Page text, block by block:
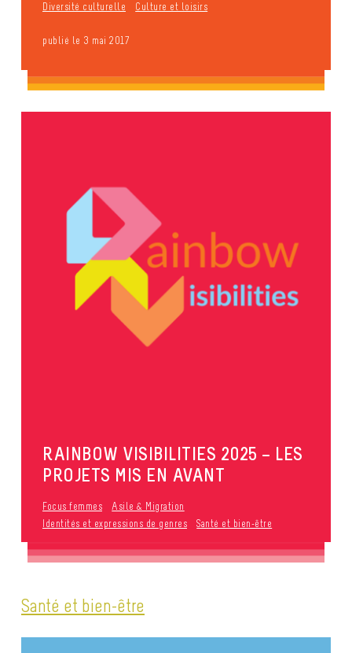
Diversité culturelle
Culture et loisirs
publié le 3 mai 2017
RAINBOW VISIBILITIES 2025 – LES
PROJETS MIS EN AVANT
Focus femmes
Asile & Migration
Identités et expressions de genres
Santé et bien-être
Santé et bien-être